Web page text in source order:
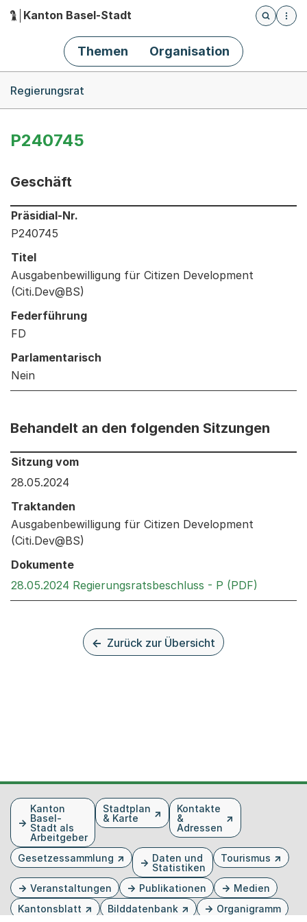
Hauptnavigation
Kanton Basel-Stadt
Öffnet
Themen Organisation
Regierungsrat
P240745
Geschäft
Informationen zum Ausgewählten Geschäft
Präsidial-Nr.
P240745
Titel
Ausgabenbewilligung für Citizen Development
(Citi.Dev@BS)
Federführung
FD
Parlamentarisch
Nein
Behandelt an den folgenden Sitzungen
Behandelt an den folgenden Sitzungen: Informationen
Sitzung vom
28.05.2024
Traktanden
Ausgabenbewilligung für Citizen Development
(Citi.Dev@BS)
Dokumente
28.05.2024 Regierungsratsbeschluss - P (PDF)
Zurück zur Übersicht
FusszeileKanton
Basel-
Stadt als
Arbeitgeber
Stadtplan
& Karte
Kontakte
&
Adressen
Gesetzessammlung
Daten und
Statistiken
Tourismus
Veranstaltungen Publikationen
Medien
Kantonsblatt
Bilddatenbank Organigramm